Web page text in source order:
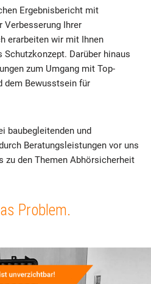
Ergebnisbericht mit
Verbesserung Ihrer
erarbeiten wir mit Ihnen
Darüber hinaus
zum Umgang mit Top-
dem Bewusstsein für
baubegleitenden und
Beratungsleistungen vor uns
zu den Themen Abhörsicherheit
Problem.